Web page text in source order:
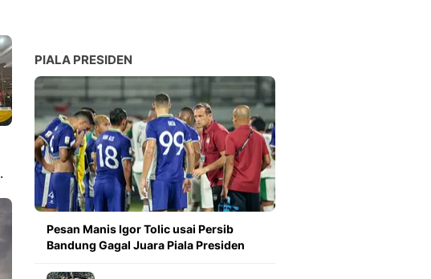
PIALA PRESIDEN
Pesan Manis Igor Tolic usai Persib
Bandung Gagal Juara Piala Presiden